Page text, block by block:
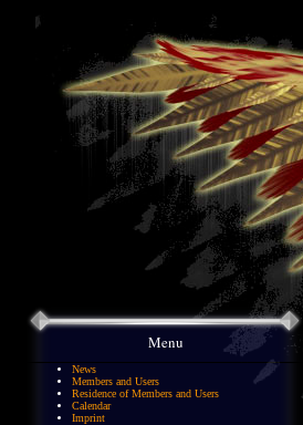
Menu
News
Members and Users
Residence of Members and Users
Calendar
Imprint